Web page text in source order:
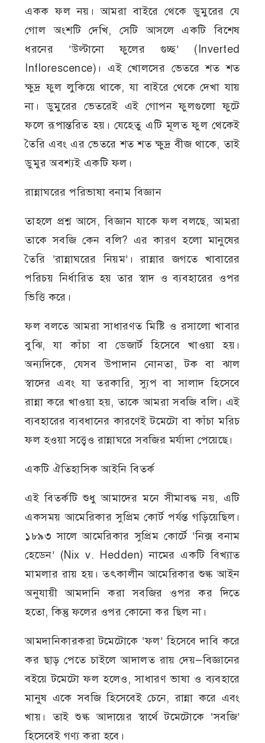
একক ফল নয়। আমরা বাইরে থেকে ডুমুরের যে
গোল অংশটি দেখি, সেটি আসলে একটি বিশেষ
ধরনের ‘উল্টানো ফুলের গুচ্ছ’ (Inverted
Inflorescence)। এই খোলসের ভেতরে শত শত
ক্ষুদ্র ফুল লুকিয়ে থাকে, যা বাইরে থেকে দেখা যায়
না। ডুমুরের ভেতরেই এই গোপন ফুলগুলো ফুটে
ফলে রূপান্তরিত হয়। যেহেতু এটি মূলত ফুল থেকেই
তৈরি এবং এর ভেতরে শত শত ক্ষুদ্র বীজ থাকে, তাই
ডুমুর অবশ্যই একটি ফল।
রান্নাঘরের পরিভাষা বনাম বিজ্ঞান
তাহলে প্রশ্ন আসে, বিজ্ঞান যাকে ফল বলছে, আমরা
তাকে সবজি কেন বলি? এর কারণ হলো মানুষের
তৈরি ‘রান্নাঘরের নিয়ম’। রান্নার জগতে খাবারের
পরিচয় নির্ধারিত হয় তার স্বাদ ও ব্যবহারের ওপর
ভিত্তি করে।
ফল বলতে আমরা সাধারণত মিষ্টি ও রসালো খাবার
বুঝি, যা কাঁচা বা ডেজার্ট হিসেবে খাওয়া হয়।
অন্যদিকে, যেসব উপাদান নোনতা, টক বা ঝাল
স্বাদের এবং যা তরকারি, স্যুপ বা সালাদ হিসেবে
রান্না করে খাওয়া হয়, তাকে আমরা সবজি বলি। এই
ব্যবহারের ব্যবধানের কারণেই টমেটো বা কাঁচা মরিচ
ফল হওয়া সত্ত্বেও রান্নাঘরে সবজির মর্যাদা পেয়েছে।
একটি ঐতিহাসিক আইনি বিতর্ক
এই বিতর্কটি শুধু আমাদের মনে সীমাবদ্ধ নয়, এটি
একসময় আমেরিকার সুপ্রিম কোর্ট পর্যন্ত গড়িয়েছিল।
১৮৯৩ সালে আমেরিকার সুপ্রিম কোর্টে ‘নিক্স বনাম
হেডেন’ (Nix v. Hedden) নামের একটি বিখ্যাত
মামলার রায় হয়। তৎকালীন আমেরিকার শুল্ক আইন
অনুযায়ী আমদানি করা সবজির ওপর কর দিতে
হতো, কিন্তু ফলের ওপর কোনো কর ছিল না।
আমদানিকারকরা টমেটোকে ‘ফল’ হিসেবে দাবি করে
কর ছাড় পেতে চাইলে আদালত রায় দেয়—বিজ্ঞানের
বইয়ে টমেটো ফল হলেও, সাধারণ ভাষা ও ব্যবহারে
মানুষ একে সবজি হিসেবেই চেনে, রান্না করে এবং
খায়। তাই শুল্ক আদায়ের স্বার্থে টমেটোকে ‘সবজি’
হিসেবেই গণ্য করা হবে।